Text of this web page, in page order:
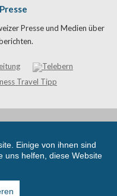
Presse und Medien über
|Cookie
AGB
Einige von ihnen sind
uns helfen, diese Website